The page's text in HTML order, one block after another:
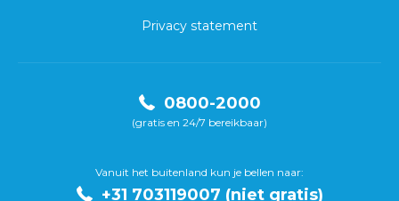
Privacy statement
0800-2000
(gratis en 24/7 bereikbaar)
Vanuit het buitenland kun je bellen naar:
+31 703119007 (niet gratis)